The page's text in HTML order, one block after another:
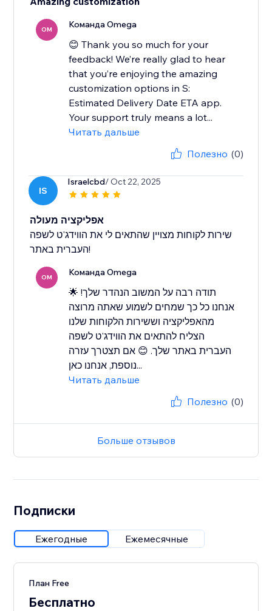
OM Команда Omega
😊 Thank you so much for your
feedback! We’re really glad to hear
that you’re enjoying the amazing
customization options in S:
Estimated Delivery Date ETA app.
Your support truly means a lot...
Читать дальше
Полезно (0)
IS
Israelcbd/ Oct 22, 2025
אפליקציה מעולה
שירות לקוחות מצויין שהתאים לי את הווידג'ט לשפה
העברית באתר!
OM Команда Omega
תודה רבה על המשוב הנהדר שלך! 🌟
אנחנו כל כך שמחים לשמוע שאתה מרוצה
מהאפליקציה וששירות הלקוחות שלנו
הצליח להתאים את הווידג'ט לשפה
העברית באתר שלך. 😊 אם תצטרך עזרה
נוספת, אנחנו כאן...
Читать дальше
Полезно (0)
Больше отзывов
Подписки
Ежегодные Ежемесячные
План Free
Бесплатно